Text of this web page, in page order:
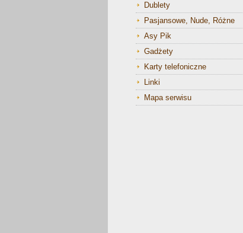
Dublety
Pasjansowe, Nude, Różne
Asy Pik
Gadżety
Karty telefoniczne
Linki
Mapa serwisu